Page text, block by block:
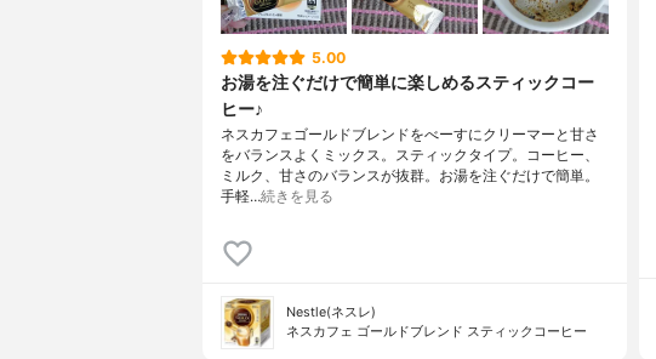
5.00
お湯を注ぐだけで簡単に楽しめるスティックコー
ヒー♪
ネスカフェゴールドブレンドをべーすにクリーマーと甘さ
をバランスよくミックス。スティックタイプ。コーヒー、
ミルク、甘さのバランスが抜群。お湯を注ぐだけで簡単。
手軽…続きを見る
Nestle(ネスレ)
ネスカフェ ゴールドブレンド スティックコーヒー